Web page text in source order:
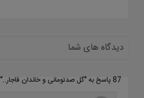
دیدگاه های شما
87 پاسخ به " گل صدتومانی و خاندان قاجار.."